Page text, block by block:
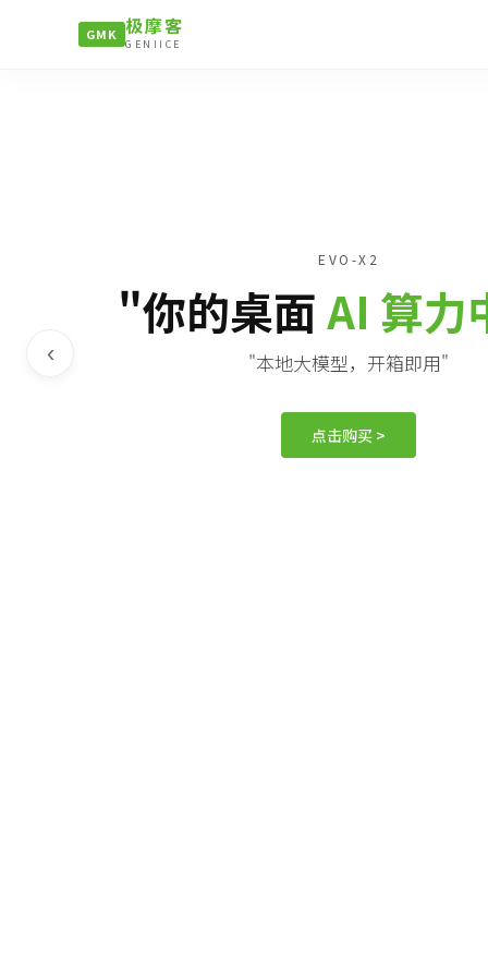
GMK 极摩客
GENIICE
EVO-X2
"你的桌面AI 算力
"本地大模型，开箱即用"
点击购买 >
‹